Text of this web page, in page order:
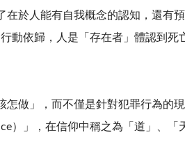
於人能有自我概念的認知，還有
動依歸，人是「存在者」體認到死
做」，而不僅是針對犯罪行為的
）」，在信仰中稱之為「道」、「